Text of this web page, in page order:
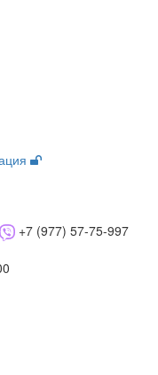
+7 (977) 57-75-997